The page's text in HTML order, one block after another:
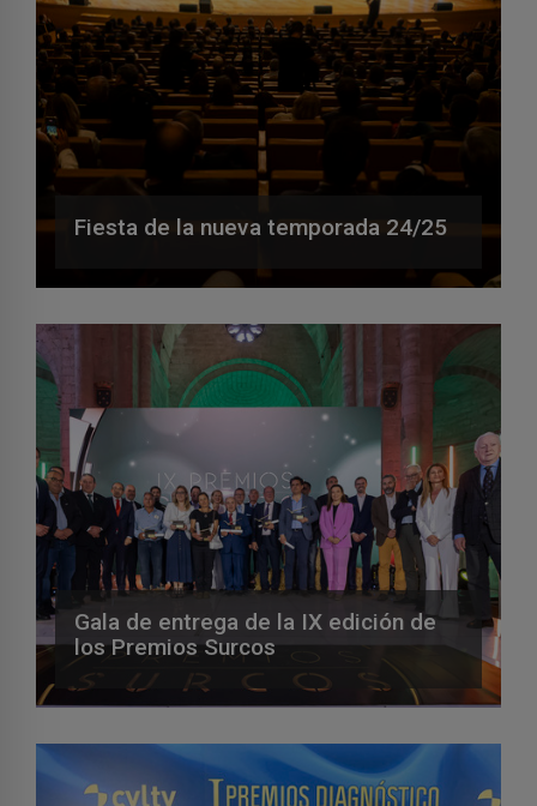
Fiesta de la nueva temporada 24/25
Gala de entrega de la IX edición de
los Premios Surcos